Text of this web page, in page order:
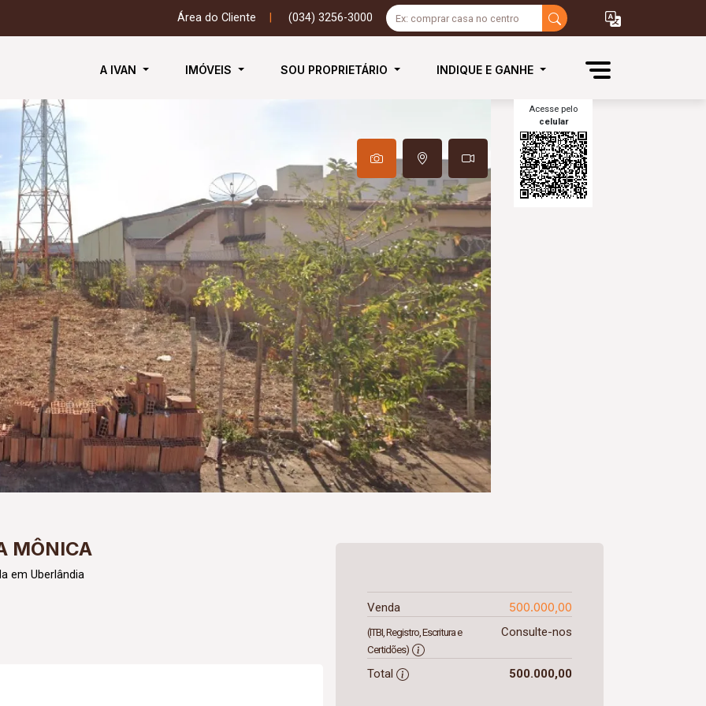
Área do Cliente (034) 3256-3000
A IVAN IMÓVEIS SOU PROPRIETÁRIO INDIQUE E GANHE
Acesse pelo
celular
MÔNICA
em Uberlândia
Venda 500.000,00
(ITBI, Registro, Escritura e
Certidões)
Consulte-nos
Total 500.000,00